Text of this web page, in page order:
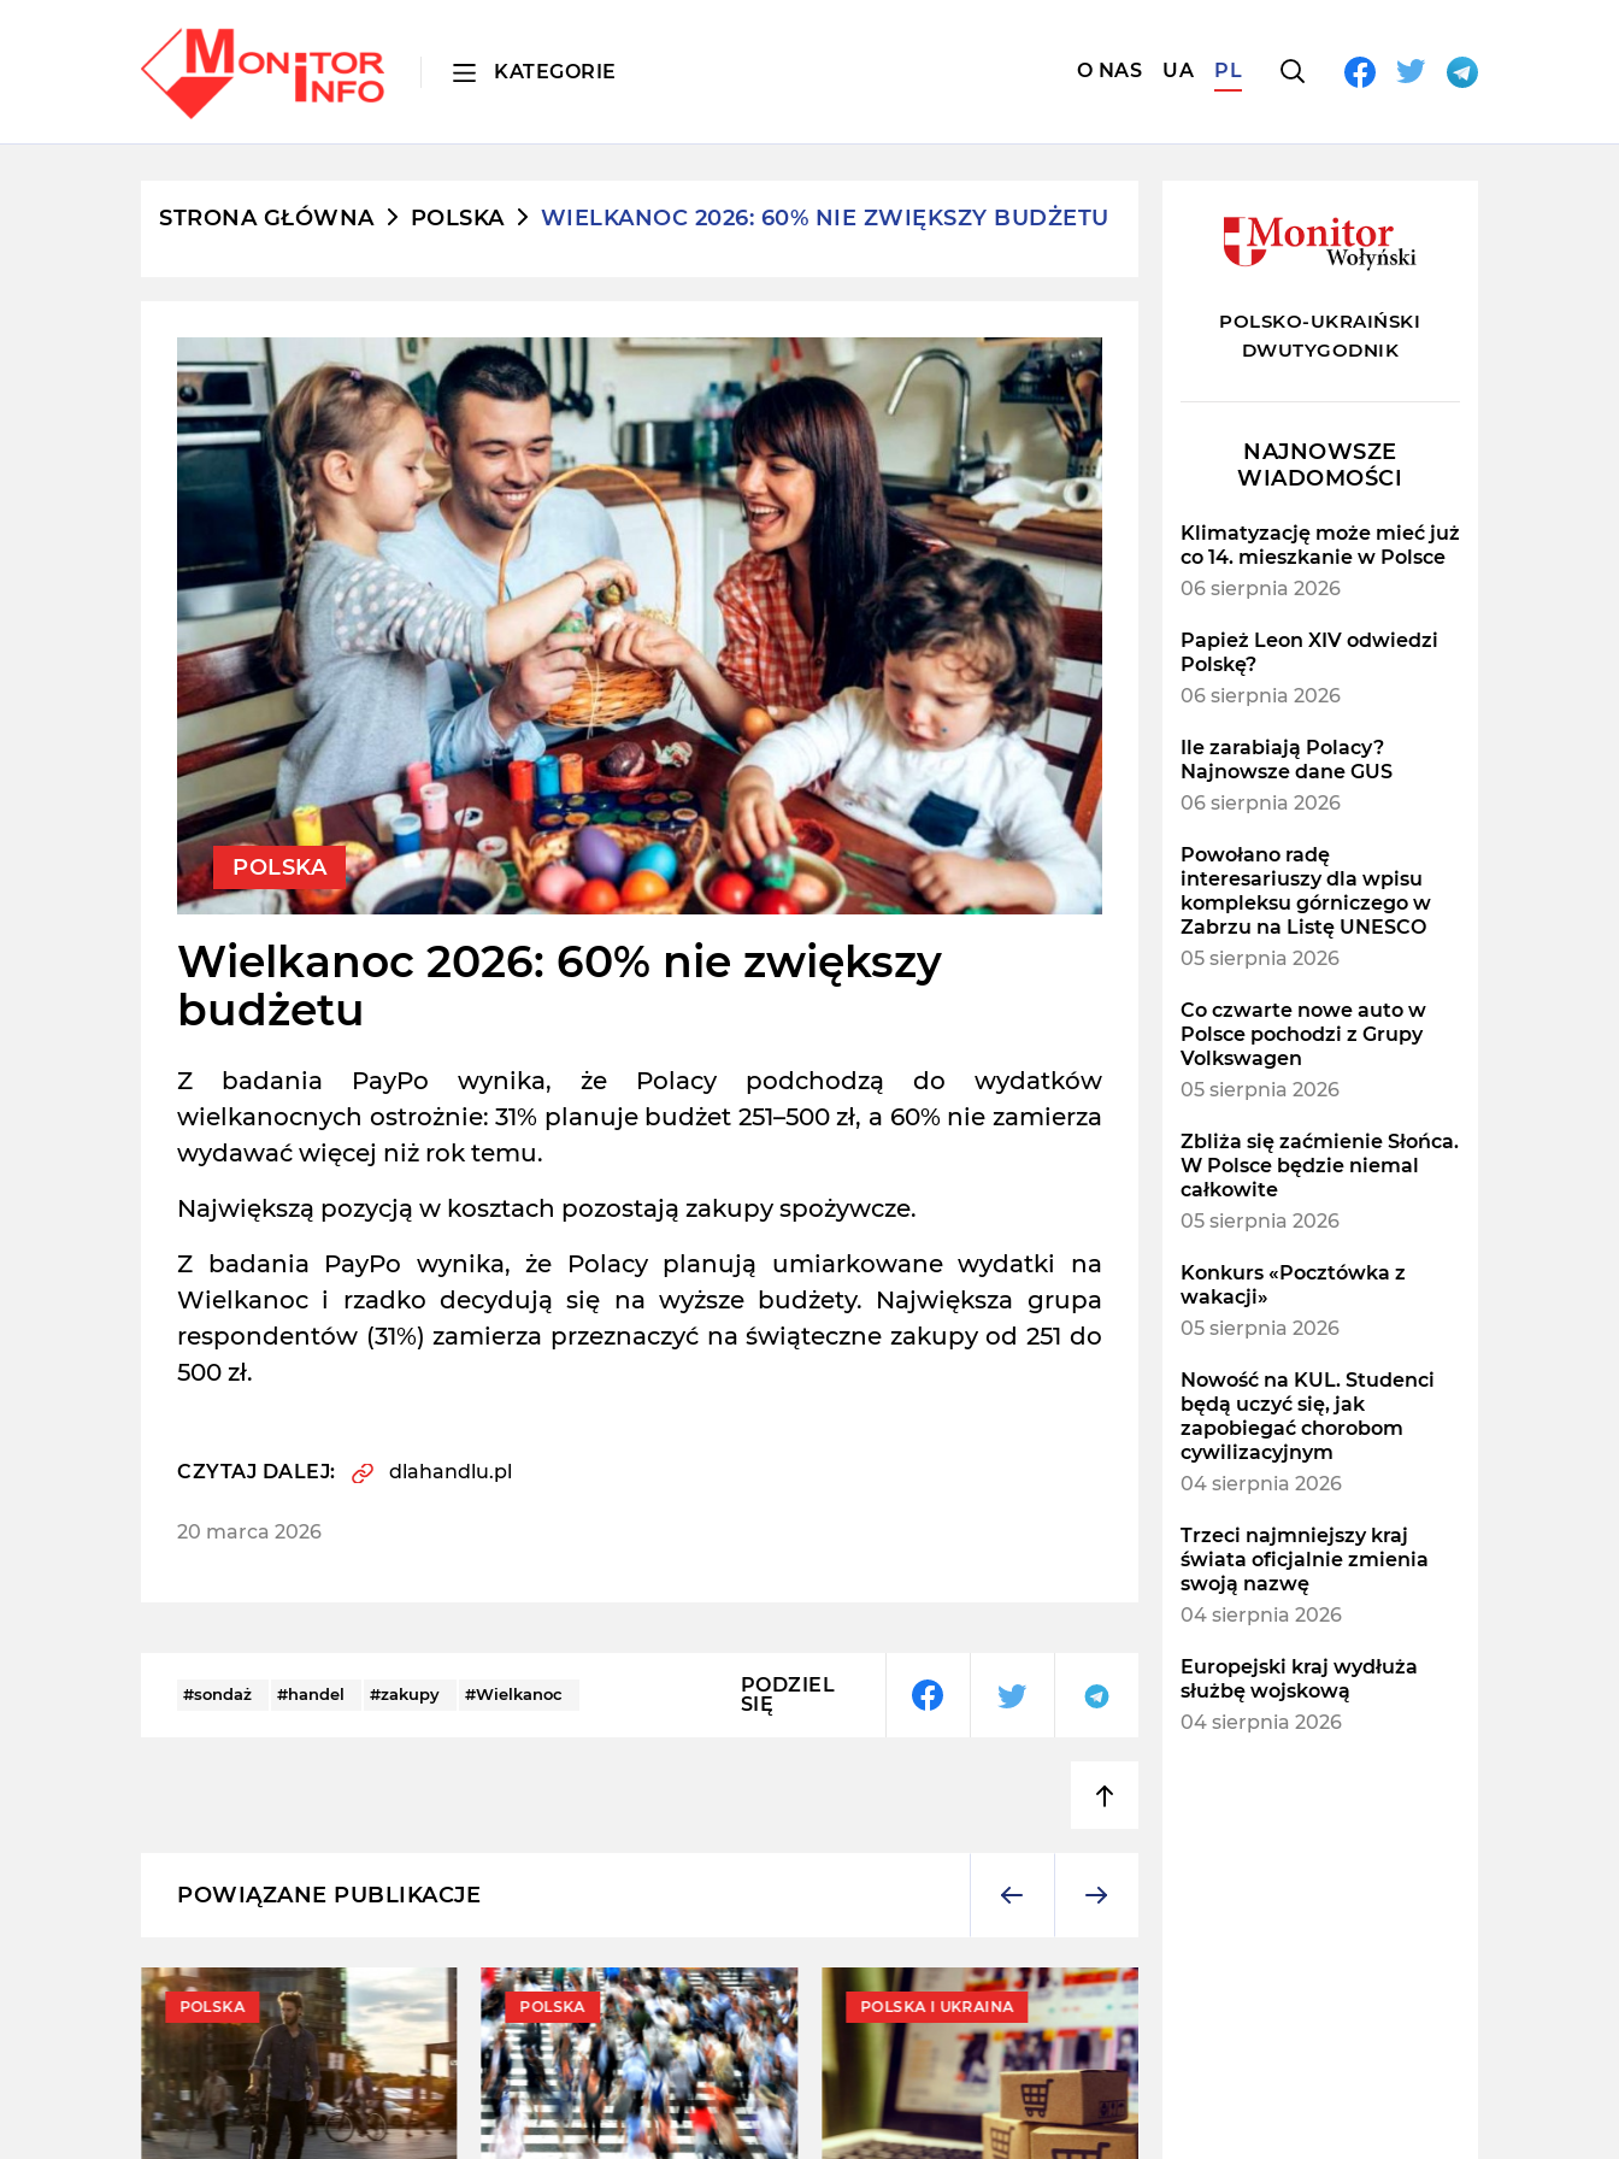
KATEGORIE O NAS UA PL
STRONA GŁÓWNA POLSKA WIELKANOC 2026: 60% NIE ZWIĘKSZY BUDŻETU
POLSKA
Wielkanoc 2026: 60% nie zwiększy
budżetu
Z badania PayPo wynika, że Polacy podchodzą do wydatków
wielkanocnych ostrożnie: 31% planuje budżet 251–500 zł, a 60% nie zamierza
wydawać więcej niż rok temu.
Największą pozycją w kosztach pozostają zakupy spożywcze.
Z badania PayPo wynika, że Polacy planują umiarkowane wydatki na
Wielkanoc i rzadko decydują się na wyższe budżety. Największa grupa
respondentów (31%) zamierza przeznaczyć na świąteczne zakupy od 251 do
500 zł.
CZYTAJ DALEJ: dlahandlu.pl
20 marca 2026
#sondaż #handel #zakupy #Wielkanoc
PODZIEL
SIĘ
POWIĄZANE PUBLIKACJE
POLSKA POLSKA POLSKA I UKRAINA
POLSKO-UKRAIŃSKI
DWUTYGODNIK
NAJNOWSZE
WIADOMOŚCI
Klimatyzację może mieć już
co 14. mieszkanie w Polsce
06 sierpnia 2026
Papież Leon XIV odwiedzi
Polskę?
06 sierpnia 2026
Ile zarabiają Polacy?
Najnowsze dane GUS
06 sierpnia 2026
Powołano radę
interesariuszy dla wpisu
kompleksu górniczego w
Zabrzu na Listę UNESCO
05 sierpnia 2026
Co czwarte nowe auto w
Polsce pochodzi z Grupy
Volkswagen
05 sierpnia 2026
Zbliża się zaćmienie Słońca.
W Polsce będzie niemal
całkowite
05 sierpnia 2026
Konkurs «Pocztówka z
wakacji»
05 sierpnia 2026
Nowość na KUL. Studenci
będą uczyć się, jak
zapobiegać chorobom
cywilizacyjnym
04 sierpnia 2026
Trzeci najmniejszy kraj
świata oficjalnie zmienia
swoją nazwę
04 sierpnia 2026
Europejski kraj wydłuża
służbę wojskową
04 sierpnia 2026